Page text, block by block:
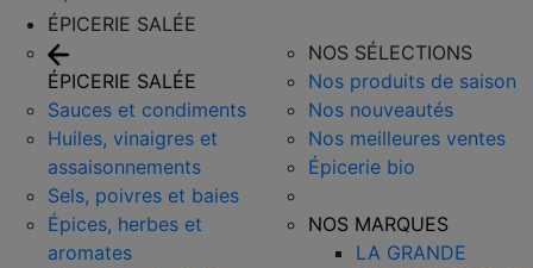
ÉPICERIE SALÉE
ÉPICERIE SALÉE
Sauces et condiments
Huiles, vinaigres et
assaisonnements
Sels, poivres et baies
Épices, herbes et
aromates
NOS SÉLECTIONS
Nos produits de saison
Nos nouveautés
Nos meilleures ventes
Épicerie bio
NOS MARQUES
LA GRANDE